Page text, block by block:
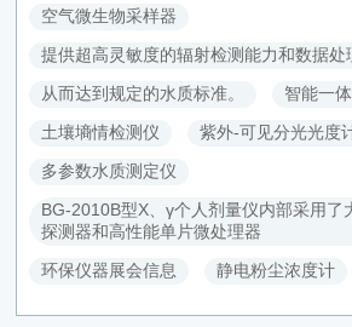
空气微生物采样器
提供超高灵敏度的辐射检测能力和数据处
从而达到规定的水质标准。
智能一
土壤墒情检测仪
紫外-可见分光光度
多参数水质测定仪
BG-2010B型X、γ个人剂量仪内部采用了
探测器和高性能单片微处理器
环保仪器展会信息
静电粉尘浓度计